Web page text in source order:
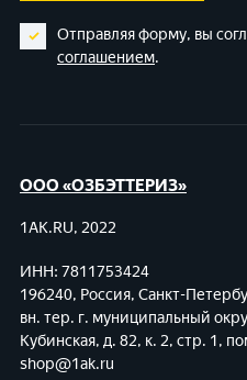
Отправляя форму, вы
соглашением.
ООО «ОЗБЭТТЕРИЗ»
1AK.RU, 2022
ИНН: 7811753424
196240, Россия, Санкт-
вн. тер. г. муниципальный
Кубинская, д. 82, к. 2, стр. 1,
shop@1ak.ru